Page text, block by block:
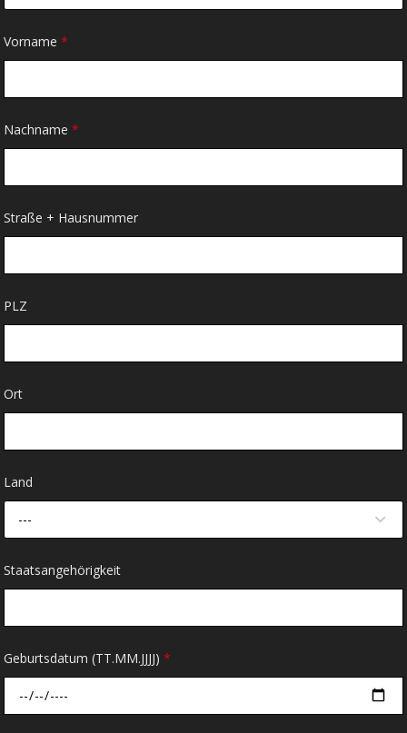
Vorname*
Nachname*
Straße + Hausnummer
PLZ
Ort
Land
---
Staatsangehörigkeit
Geburtsdatum (TT.MM.JJJJ)*